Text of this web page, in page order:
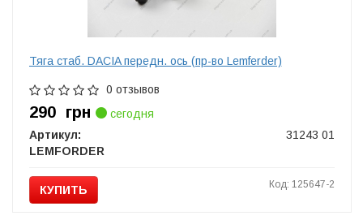
Тяга стаб. DACIA передн. ось (пр-во Lemferder)
0 отзывов
290 грн
сегодня
Артикул:
31243 01
LEMFORDER
КУПИТЬ Код: 125647-2